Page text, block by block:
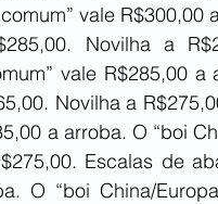
vale R$300,00
Novilha a
vale R$285,00
Novilha a
a arroba. O “boi
Escalas de
O “boi China/